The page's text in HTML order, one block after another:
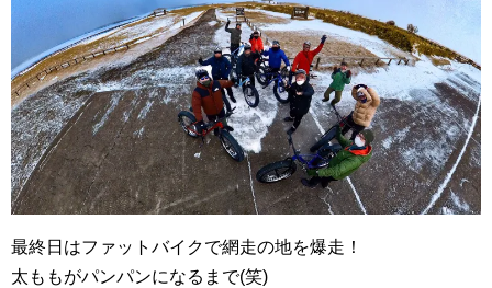
最終日はファットバイクで網走の地を爆走！
太ももがパンパンになるまで(笑)